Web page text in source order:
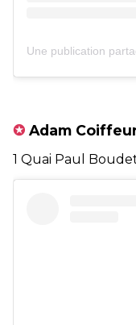
✪ Adam
1 Quai Paul